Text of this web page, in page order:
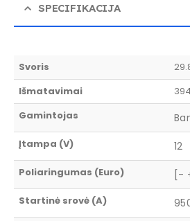
SPECIFIKACIJA
Svoris
Išmatavimai
Gamintojas
Įtampa (V) 12
Poliaringumas (Euro) [-
Startinė srovė (A)